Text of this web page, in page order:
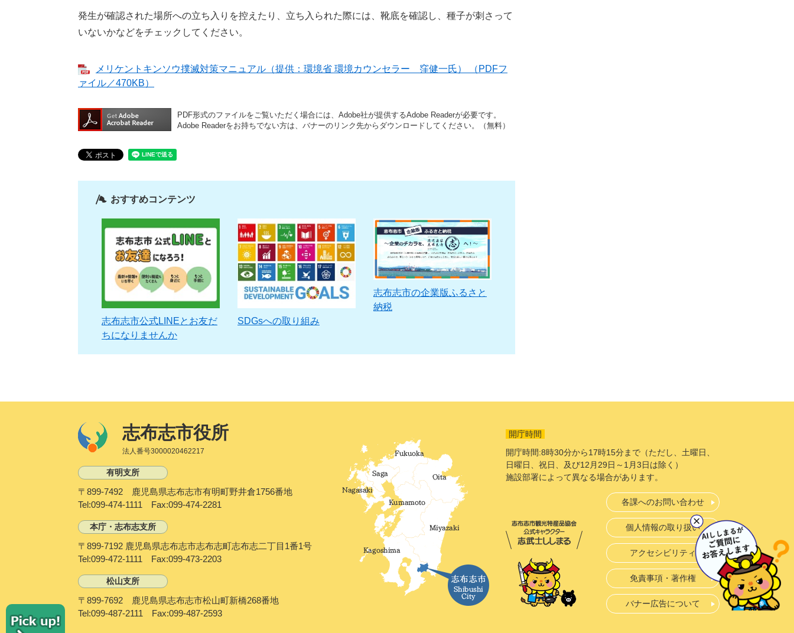
発生が確認された場所への立ち入りを控えたり、立ち入られた際には、靴底を確認し、種子が刺さって
いないかなどをチェックしてください。
メリケントキンソウ撲滅対策マニュアル（提供：環境省 環境カウンセラー 窪健一氏） （PDFフ
ァイル／470KB）
PDF形式のファイルをご覧いただく場合には、Adobe社が提供するAdobe Readerが必要です。
Adobe Readerをお持ちでない方は、バナーのリンク先からダウンロードしてください。（無料）
おすすめコンテンツ
志布志市公式LINEとお友だ
ちになりませんか
SDGsへの取り組み
志布志市の企業版ふるさと
納税
志布志市役所
法人番号3000020462217
有明支所
〒899-7492 鹿児島県志布志市有明町野井倉1756番地
Tel:099-474-1111 Fax:099-474-2281
本庁・志布志支所
〒899-7192 鹿児島県志布志市志布志町志布志二丁目1番1号
Tel:099-472-1111 Fax:099-473-2203
松山支所
〒899-7692 鹿児島県志布志市松山町新橋268番地
Tel:099-487-2111 Fax:099-487-2593
開庁時間
開庁時間:8時30分から17時15分まで（ただし、土曜日、
日曜日、祝日、及び12月29日～1月3日は除く）
施設部署によって異なる場合があります。
各課へのお問い合わせ
個人情報の取り扱い
アクセシビリティ
免責事項・著作権
バナー広告について
P